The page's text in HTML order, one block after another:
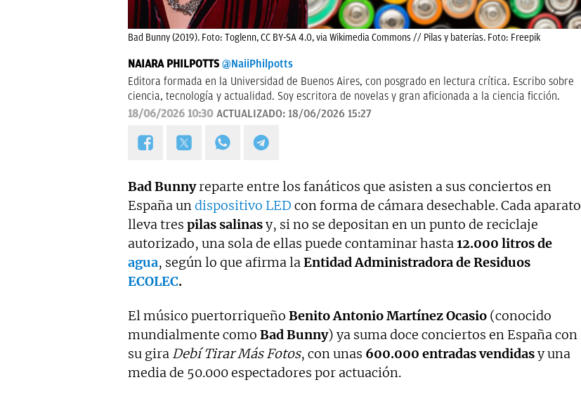
Bad Bunny (2019). Foto: Toglenn, CC BY-SA 4.0, via Wikimedia Commons // Pilas y baterías. Foto: Freepik
NAIARA PHILPOTTS @NaiiPhilpotts
Editora formada en la Universidad de Buenos Aires, con posgrado en lectura crítica. Escribo sobre
ciencia, tecnología y actualidad. Soy escritora de novelas y gran aficionada a la ciencia ficción.
18/06/2026 10:30 ACTUALIZADO: 18/06/2026 15:27
Bad Bunnyreparte entre los fanáticos que asisten a sus conciertos en
España undispositivo LED con forma de cámara desechable. Cada aparato
lleva tres pilas salinasy, si no se depositan en un punto de reciclaje
autorizado, una sola de ellas puede contaminar hasta12.000 litrosde
agua, según lo que afirma laEntidad Administradora de Residuos
ECOLEC.
El músico puertorriqueño Benito Antonio Martínez Ocasio (conocido
mundialmente como Bad Bunny) ya suma doce conciertos en España con
su gira Debí Tirar Más Fotos, con unas 600.000 entradasvendidasy una
media de 50.000 espectadores por actuación.